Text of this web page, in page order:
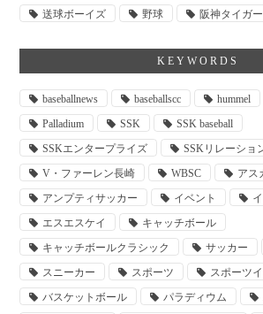
送球ボーイズ
野球 阪神タイガ
KEYWORDS
baseballnews baseballscc hummel
Palladium
SSK
SSK baseball
SSKエンタープライズ
SSKリレーショ
V・ファーレン長崎
WBSC
アス
アンプティサッカー
イベント
エスエスケイ
キャッチボール
キャッチボールクラシック
サッカー
スニーカー
スポーツ スポーツ
バスケットボール
パラディウム